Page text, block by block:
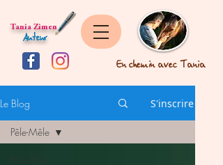
Auteur
Tania Zimen
En chemin avec Tania
Le Blog S'inscrire
Pêle-Mêle